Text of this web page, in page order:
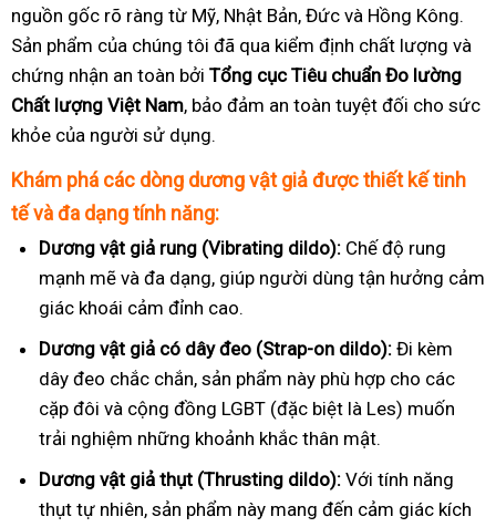
nguồn gốc rõ ràng từ Mỹ, Nhật Bản, Đức và Hồng Kông.
Sản phẩm của chúng tôi đã qua kiểm định chất lượng và
chứng nhận an toàn bởi Tổng cục Tiêu chuẩn Đo lường
Chất lượng Việt Nam, bảo đảm an toàn tuyệt đối cho sức
khỏe của người sử dụng.
Khám phá các dòng dương vật giả được thiết kế tinh
tế và đa dạng tính năng:
Dương vật giả rung (Vibrating dildo): Chế độ rung
mạnh mẽ và đa dạng, giúp người dùng tận hưởng cảm
giác khoái cảm đỉnh cao.
Dương vật giả có dây đeo (Strap-on dildo): Đi kèm
dây đeo chắc chắn, sản phẩm này phù hợp cho các
cặp đôi và cộng đồng LGBT (đặc biệt là Les) muốn
trải nghiệm những khoảnh khắc thân mật.
Dương vật giả thụt (Thrusting dildo): Với tính năng
thụt tự nhiên, sản phẩm này mang đến cảm giác kích